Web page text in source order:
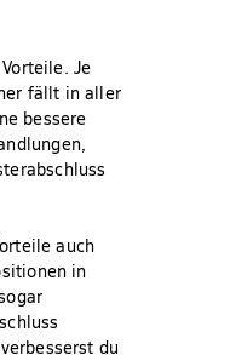
Je
fällt in aller
bessere
auch
in
du